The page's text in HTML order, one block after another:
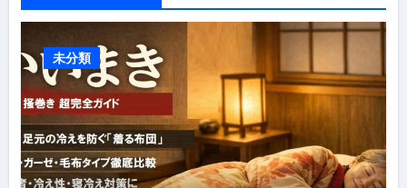
未分類